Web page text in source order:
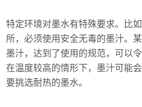
特定环境对墨水有特殊要求。比
所，必须使用安全无毒的墨汁。
墨汁，达到了使用的规范，可以
在温度较高的情形下，墨汁可能
要挑选耐热的墨水。